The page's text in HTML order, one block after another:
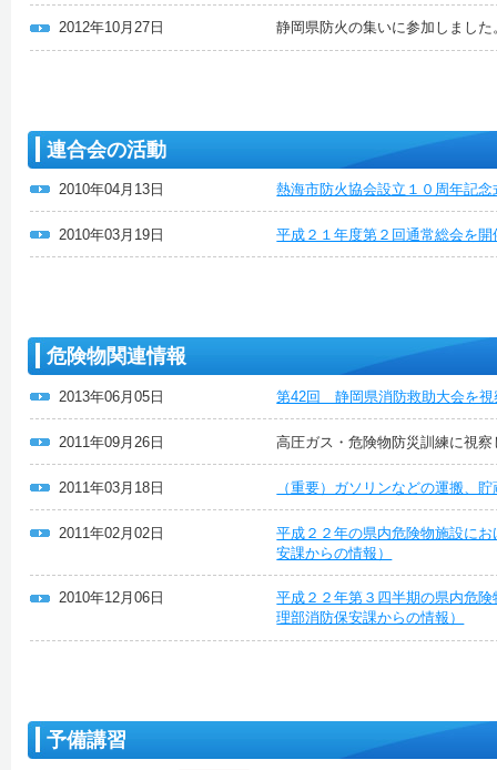
2012年10月27日 静岡県防火の集いに参加しました
連合会の活動
2010年04月13日 熱海市防火協会設立１０周年記
2010年03月19日 平成２１年度第２回通常総会を
危険物関連情報
2013年06月05日 第42回 静岡県消防救助大会を視
2011年09月26日 高圧ガス・危険物防災訓練に視察
2011年03月18日 （重要）ガソリンなどの運搬、
2011年02月02日
平成２２年の県内危険物施設に
安課からの情報）
2010年12月06日
平成２２年第３四半期の県内危
理部消防保安課からの情報）
予備講習